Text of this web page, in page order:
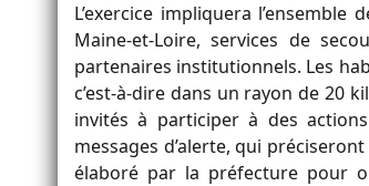
L’exercice impliquera
Maine-et-Loire, services de
partenaires institutionnels. Les
c’est-à-dire dans un rayon de 20
invités à participer à des
messages d’alerte, qui
élaboré par la préfecture pour